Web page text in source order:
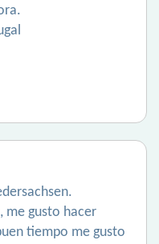
me gusto hacer
tiempo me gusto